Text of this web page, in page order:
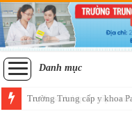
Danh mục
Tuyển sinh lớp sơ cấp xoa